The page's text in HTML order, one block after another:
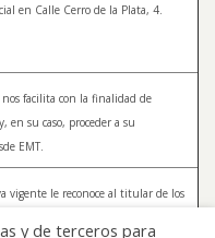
en Calle Cerro de la Plata, 4.
nos facilita con la finalidad de
en su caso, proceder a su
EMT.
vigente le reconoce al titular de los
y de terceros para